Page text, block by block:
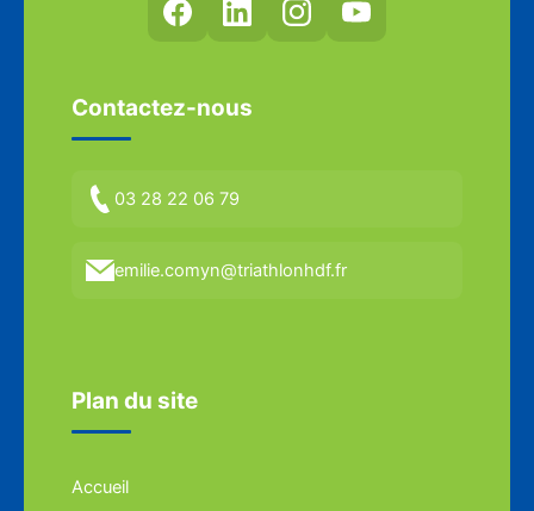
Contactez-nous
03 28 22 06 79
emilie.comyn@triathlonhdf.fr
Plan du site
Accueil